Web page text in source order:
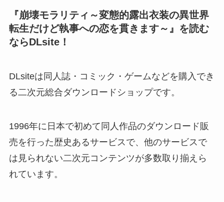
『崩壊モラリティ～変態的露出衣装の異世界
転生だけど執事への恋を貫きます～』を読む
ならDLsite！
DLsiteは同人誌・コミック・ゲームなどを購入でき
る二次元総合ダウンロードショップです。
1996年に日本で初めて同人作品のダウンロード販
売を行った歴史あるサービスで、他のサービスで
は見られない二次元コンテンツが多数取り揃えら
れています。